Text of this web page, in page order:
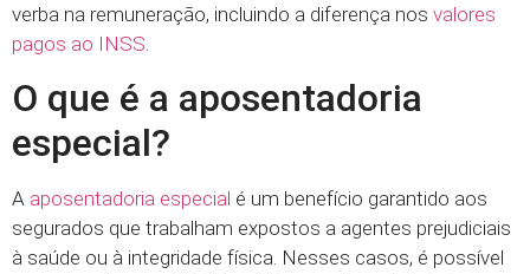
verba na remuneração, incluindo a diferença nos valores
pagos ao INSS
O que é a aposentadoria
especial?
A aposentadoria especial é um benefício garantido aos
segurados que trabalham expostos a agentes prejudiciais
à saúde ou à integridade física. Nesses casos, é possível